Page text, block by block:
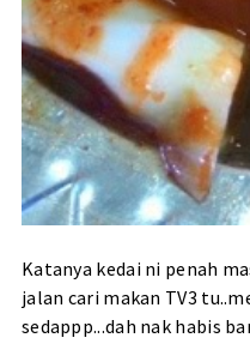
Katanya kedai ni penah
jalan cari makan TV3
sedappp...dah nak habis